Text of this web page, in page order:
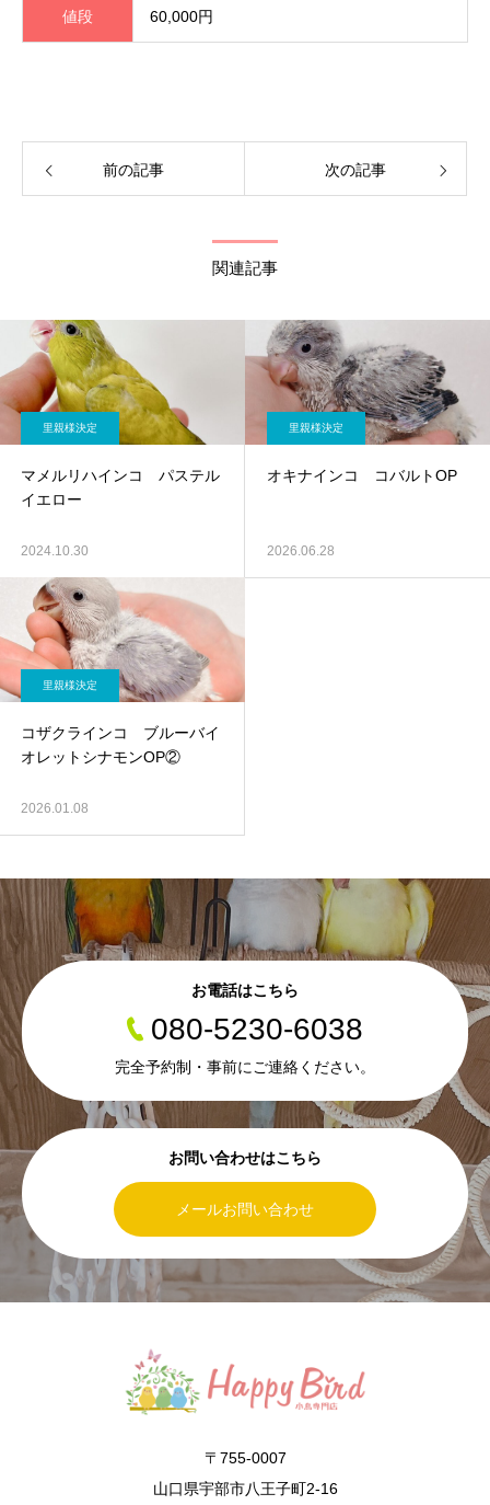
値段 60,000円
前の記事 次の記事
関連記事
里親様決定
マメルリハインコ パステル
イエロー
2024.10.30
里親様決定
オキナインコ コバルトOP
2026.06.28
里親様決定
コザクラインコ ブルーバイ
オレットシナモンOP②
2026.01.08
お問い合わせはこちら
メールお問い合わせ
お電話はこちら
080-5230-6038
完全予約制・事前にご連絡ください。
〒755-0007
山口県宇部市八王子町2-16